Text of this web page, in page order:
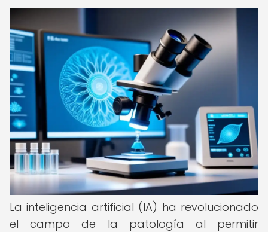
La inteligencia artificial (IA) ha revolucionado
el campo de la patología al permitir